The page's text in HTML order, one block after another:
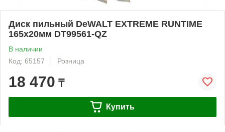
Диск пильный DeWALT EXTREME RUNTIME
165х20мм DT99561-QZ
В наличии
Код: 65157
Розница
18 470 ₸
Купить